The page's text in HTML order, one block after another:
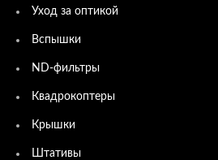
Уход за оптикой
Вспышки
ND-фильтры
Квадрокоптеры
Крышки
Штативы